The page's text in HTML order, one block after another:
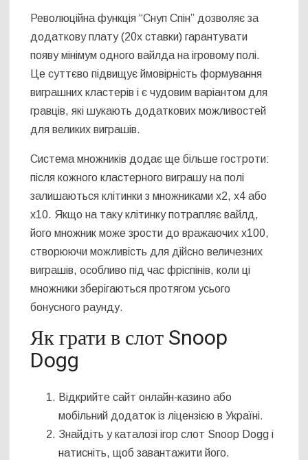
Революційна функція “Снуп Спін” дозволяє за
додаткову плату (20x ставки) гарантувати
появу мінімум одного вайлда на ігровому полі.
Це суттєво підвищує ймовірність формування
виграшних кластерів і є чудовим варіантом для
гравців, які шукають додаткових можливостей
для великих виграшів.
Система множників додає ще більше гостроти:
після кожного кластерного виграшу на полі
залишаються клітинки з множниками x2, x4 або
x10. Якщо на таку клітинку потрапляє вайлд,
його множник може зрости до вражаючих x100,
створюючи можливість для дійсно величезних
виграшів, особливо під час фріспінів, коли ці
множники зберігаються протягом усього
бонусного раунду.
Як грати в слот Snoop
Dogg
Відкрийте сайт онлайн‑казино або
мобільний додаток із ліцензією в Україні.
Знайдіть у каталозі ігор слот Snoop Dogg і
натисніть, щоб завантажити його.